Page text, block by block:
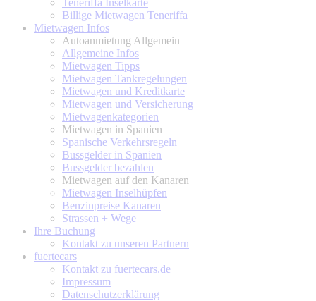
Teneriffa Inselkarte
Billige Mietwagen Teneriffa
Mietwagen Infos
Autoanmietung Allgemein
Allgemeine Infos
Mietwagen Tipps
Mietwagen Tankregelungen
Mietwagen und Kreditkarte
Mietwagen und Versicherung
Mietwagenkategorien
Mietwagen in Spanien
Spanische Verkehrsregeln
Bussgelder in Spanien
Bussgelder bezahlen
Mietwagen auf den Kanaren
Mietwagen Inselhüpfen
Benzinpreise Kanaren
Strassen + Wege
Ihre Buchung
Kontakt zu unseren Partnern
fuertecars
Kontakt zu fuertecars.de
Impressum
Datenschutzerklärung